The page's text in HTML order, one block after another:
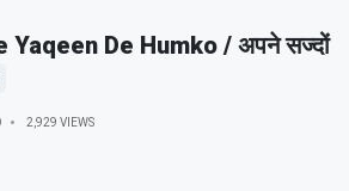
Yaqeen De Humko / अपने सज्दों
2,929 VIEWS